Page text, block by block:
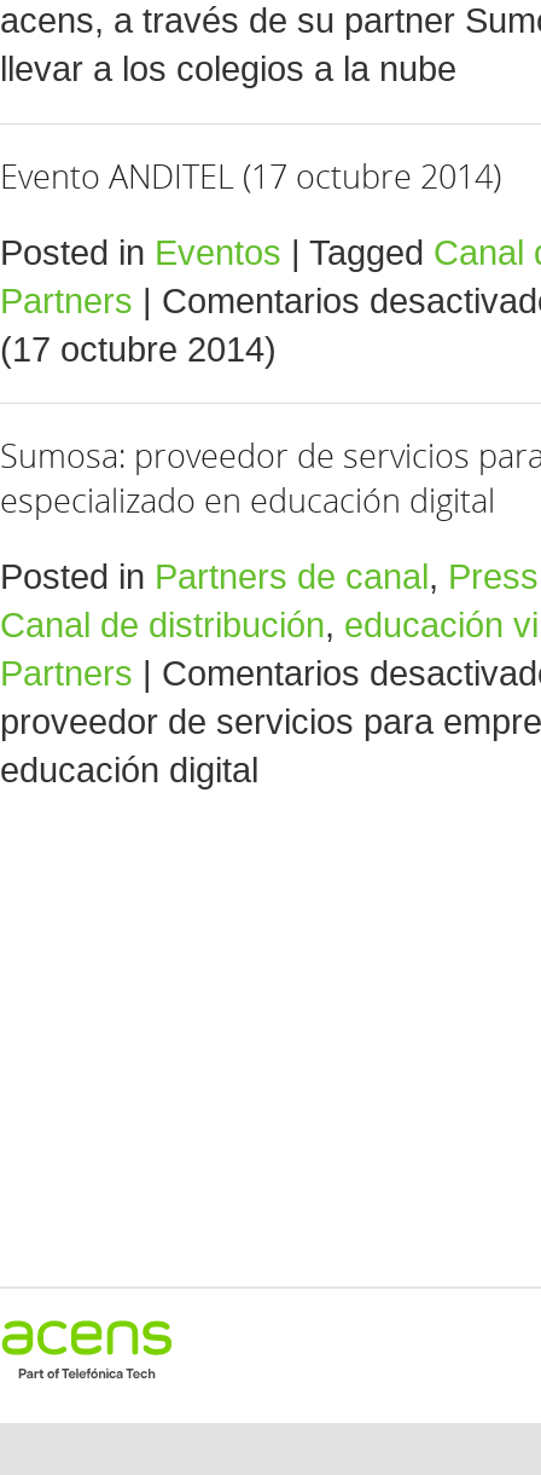
acens, a través de su partner
llevar a los colegios a la nube
Evento ANDITEL (17 octubre 2014)
Posted in Eventos | Tagged Canal
Partners | Comentarios
(17 octubre 2014)
Sumosa: proveedor de servicios
especializado en educación digital
Posted in Partners de canal,
Canal de distribución, educación
Partners | Comentarios
proveedor de servicios para
educación digital